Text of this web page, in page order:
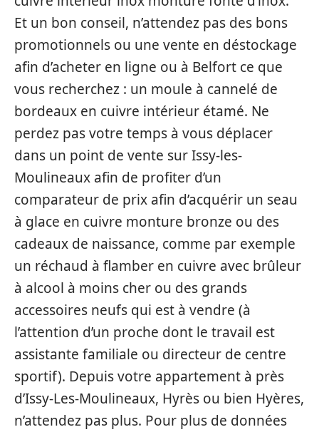
Et un bon conseil, n’attendez pas des bons
promotionnels ou une vente en déstockage
afin d’acheter en ligne ou à Belfort ce que
vous recherchez : un moule à cannelé de
bordeaux en cuivre intérieur étamé. Ne
perdez pas votre temps à vous déplacer
dans un point de vente sur Issy-les-
Moulineaux afin de profiter d’un
comparateur de prix afin d’acquérir un seau
à glace en cuivre monture bronze ou des
cadeaux de naissance, comme par exemple
un réchaud à flamber en cuivre avec brûleur
à alcool à moins cher ou des grands
accessoires neufs qui est à vendre (à
l’attention d’un proche dont le travail est
assistante familiale ou directeur de centre
sportif). Depuis votre appartement à près
d’Issy-Les-Moulineaux, Hyrès ou bien Hyères,
n’attendez pas plus. Pour plus de données